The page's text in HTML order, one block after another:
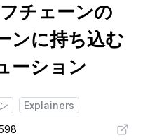
チェーンの
ンに持ち込む
ーション
Explainers